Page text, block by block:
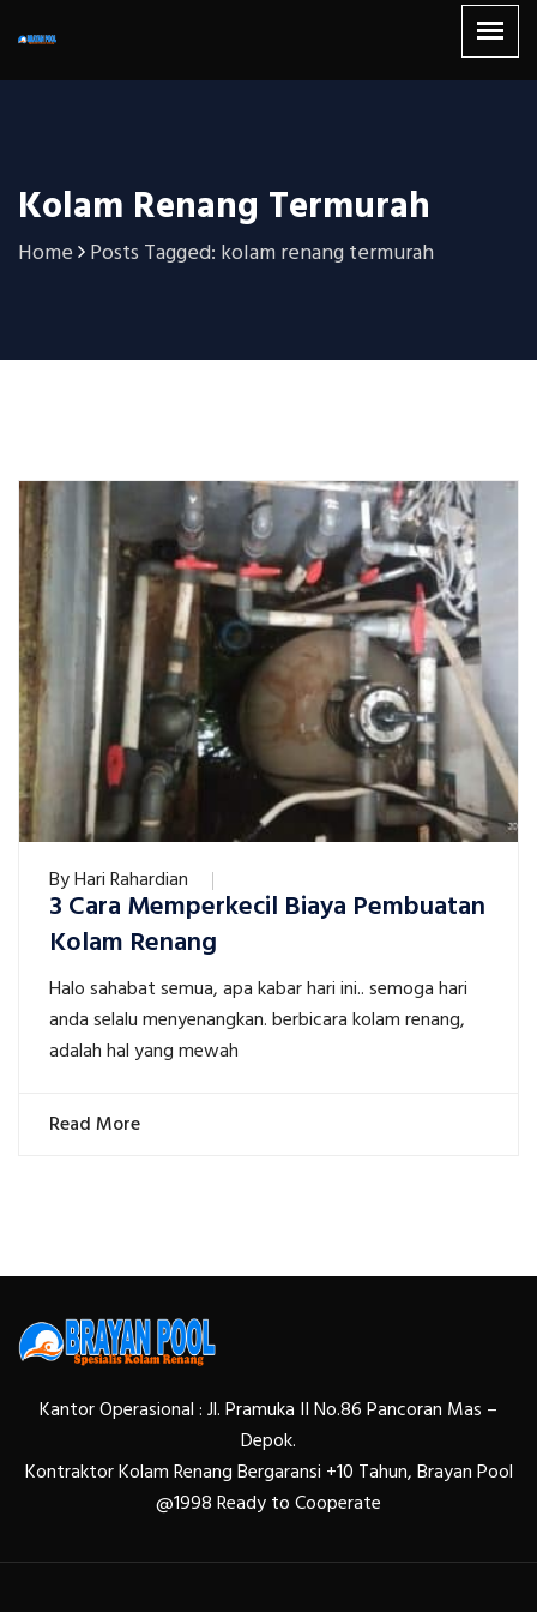
Kolam Renang Termurah
Home Posts Tagged: kolam renang termurah
ByHari Rahardian
3 Cara Memperkecil Biaya Pembuatan
Kolam Renang
Halo sahabat semua, apa kabar hari ini.. semoga hari
anda selalu menyenangkan. berbicara kolam renang,
adalah hal yang mewah
Read More
Kantor Operasional : Jl. Pramuka II No.86 Pancoran Mas –
Depok.
Kontraktor Kolam Renang Bergaransi +10 Tahun, Brayan Pool
@1998 Ready to Cooperate